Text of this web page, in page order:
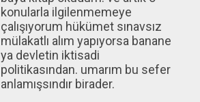
konularla ilgilenmemeye
çalışıyorum hükümet sınavsız
mülakatlı alım yapıyorsa banane
ya devletin iktisadi
politikasından. umarım bu sefer
anlamışsındır birader.